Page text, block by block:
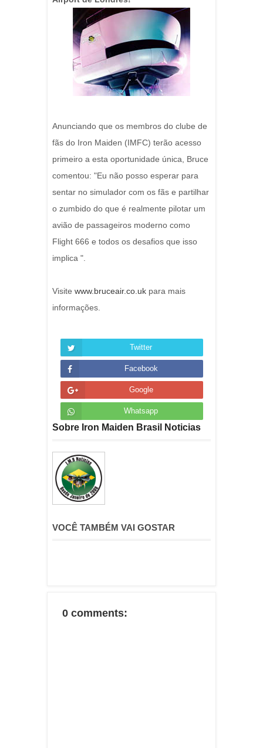
Anunciando que os membros do clube de
fãs do Iron Maiden (IMFC) terão acesso
primeiro a esta oportunidade única, Bruce
comentou: "Eu não posso esperar para
sentar no simulador com os fãs e partilhar
o zumbido do que é realmente pilotar um
avião de passageiros moderno como
Flight 666 e todos os desafios que isso
implica ".
Visite www.bruceair.co.uk para mais
informações.
Twitter
Facebook
Google
Whatsapp
Sobre Iron Maiden Brasil Noticias
VOCÊ TAMBÉM VAI GOSTAR
0 comments: